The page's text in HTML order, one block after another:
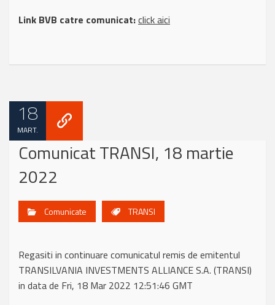
Link BVB catre comunicat:click aici
18
MART.
Comunicat TRANSI, 18 martie
2022
Comunicate TRANSI
Regasiti in continuare comunicatul remis de emitentul
TRANSILVANIA INVESTMENTS ALLIANCE S.A. (TRANSI)
in data de Fri, 18 Mar 2022 12:51:46 GMT